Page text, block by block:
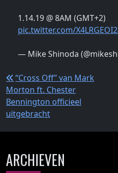
1.14.19 @ 8AM (GMT+2)
pic.twitter.com/
— Mike Shinoda
Bericht
navigatie
“Cross Off” van Mark
Morton ft. Chester
Bennington officieel
uitgebracht
ARCHIEVEN